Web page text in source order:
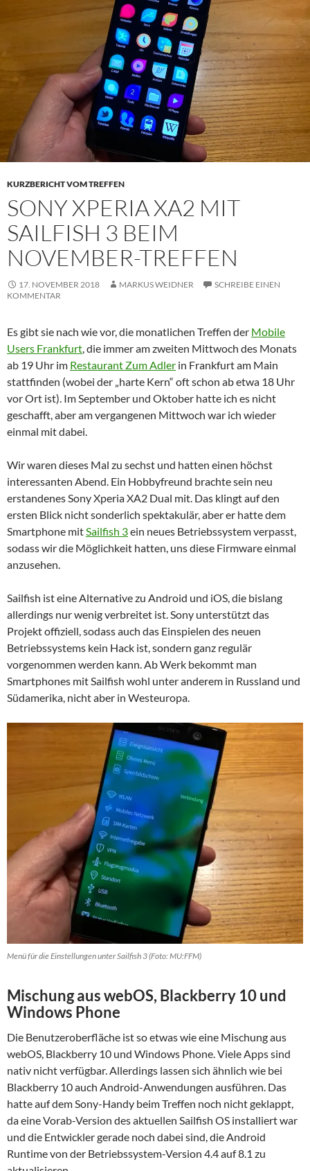
KURZBERICHT VOM TREFFEN
SONY XPERIA XA2 MIT
SAILFISH 3 BEIM
NOVEMBER-TREFFEN
17. NOVEMBER 2018 MARKUS WEIDNER
SCHREIBE EINEN
KOMMENTAR
Es gibt sie nach wie vor, die monatlichen Treffen der Mobile
Users Frankfurt, die immer am zweiten Mittwoch des Monats
ab 19 Uhr im Restaurant Zum Adler in Frankfurt am Main
stattfinden (wobei der „harte Kern“ oft schon ab etwa 18 Uhr
vor Ort ist). Im September und Oktober hatte ich es nicht
geschafft, aber am vergangenen Mittwoch war ich wieder
einmal mit dabei.
Wir waren dieses Mal zu sechst und hatten einen höchst
interessanten Abend. Ein Hobbyfreund brachte sein neu
erstandenes Sony Xperia XA2 Dual mit. Das klingt auf den
ersten Blick nicht sonderlich spektakulär, aber er hatte dem
Smartphone mitSailfish 3ein neues Betriebssystem verpasst,
sodass wir die Möglichkeit hatten, uns diese Firmware einmal
anzusehen.
Sailfish ist eine Alternative zu Android und iOS, die bislang
allerdings nur wenig verbreitet ist. Sony unterstützt das
Projekt offiziell, sodass auch das Einspielen des neuen
Betriebssystems kein Hack ist, sondern ganz regulär
vorgenommen werden kann. Ab Werk bekommt man
Smartphones mit Sailfish wohl unter anderem in Russland und
Südamerika, nicht aber in Westeuropa.
Menü für die Einstellungen unter Sailfish 3 (Foto: MU:FFM)
Mischung aus webOS, Blackberry 10 und
Windows Phone
Die Benutzeroberfläche ist so etwas wie eine Mischung aus
webOS, Blackberry 10 und Windows Phone. Viele Apps sind
nativ nicht verfügbar. Allerdings lassen sich ähnlich wie bei
Blackberry 10 auch Android-Anwendungen ausführen. Das
hatte auf dem Sony-Handy beim Treffen noch nicht geklappt,
da eine Vorab-Version des aktuellen Sailfish OS installiert war
und die Entwickler gerade noch dabei sind, die Android
Runtime von der Betriebssystem-Version 4.4 auf 8.1 zu